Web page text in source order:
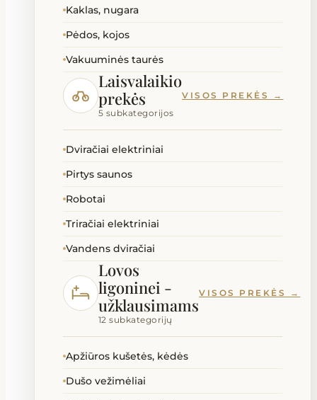
Kaklas, nugara
Pėdos, kojos
Vakuuminės taurės
Laisvalaikio
prekės
5 subkategorijos
VISOS PREKĖS →
Dviračiai elektriniai
Pirtys saunos
Robotai
Triračiai elektriniai
Vandens dviračiai
Lovos
ligoninei -
užklausimams
12 subkategorijų
VISOS PREKĖS →
Apžiūros kušetės, kėdės
Dušo vežimėliai